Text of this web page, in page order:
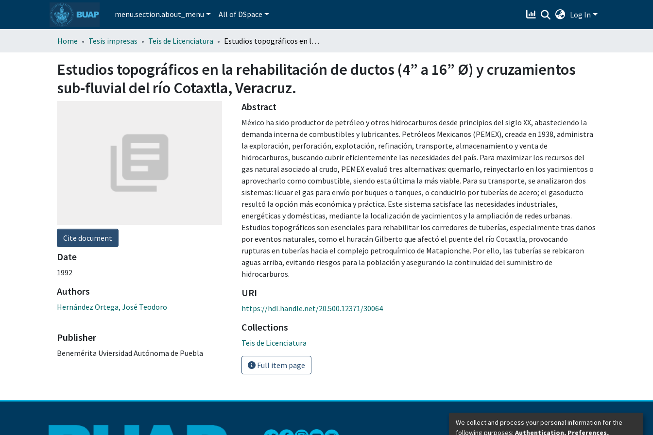
menu.section.about_menu All of DSpace Log In
Home Tesis impresas Teis de Licenciatura Estudios topográficos en la rehabilitación de ductos (4” a 16” Ø) y cruzamientos sub-fluvial del río Cotaxtla, Veracruz.
Estudios topográficos en la rehabilitación de ductos (4” a 16” Ø) y cruzamientos
sub-fluvial del río Cotaxtla, Veracruz.
Cite document
Date
1992
Authors
Hernández Ortega, José Teodoro
Publisher
Benemérita Uviersidad Autónoma de Puebla
Abstract
México ha sido productor de petróleo y otros hidrocarburos desde principios del siglo XX, abasteciendo la
demanda interna de combustibles y lubricantes. Petróleos Mexicanos (PEMEX), creada en 1938, administra
la exploración, perforación, explotación, refinación, transporte, almacenamiento y venta de
hidrocarburos, buscando cubrir eficientemente las necesidades del país. Para maximizar los recursos del
gas natural asociado al crudo, PEMEX evaluó tres alternativas: quemarlo, reinyectarlo en los yacimientos o
aprovecharlo como combustible, siendo esta última la más viable. Para su transporte, se analizaron dos
sistemas: licuar el gas para envío por buques o tanques, o conducirlo por tuberías de acero; el gasoducto
resultó la opción más económica y práctica. Este sistema satisface las necesidades industriales,
energéticas y domésticas, mediante la localización de yacimientos y la ampliación de redes urbanas.
Estudios topográficos son esenciales para rehabilitar los corredores de tuberías, especialmente tras daños
por eventos naturales, como el huracán Gilberto que afectó el puente del río Cotaxtla, provocando
rupturas en tuberías hacia el complejo petroquímico de Matapionche. Por ello, las tuberías se rebicaron
aguas arriba, evitando riesgos para la población y asegurando la continuidad del suministro de
hidrocarburos.
URI
https://hdl.handle.net/20.500.12371/30064
Collections
Teis de Licenciatura
Full item page
Dirección General de Bibliotecas
We collect and process your personal information for the
following purposes: Authentication, Preferences,